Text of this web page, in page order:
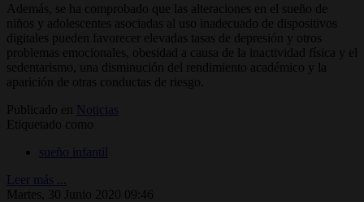
Además, se ha comprobado que las alteraciones en el sueño de
niños y adolescentes asociadas al uso inadecuado de dispositivos
digitales pueden favorecer elevadas tasas de depresión y otros
problemas emocionales, obesidad a causa de la inactividad física y el
sedentarismo, una disminución del rendimiento académico y la
aparición de otras conductas de riesgo.
Publicado en
Noticias
Etiquetado como
sueño infantil
Leer más ...
Martes, 30 Junio 2020 09:46